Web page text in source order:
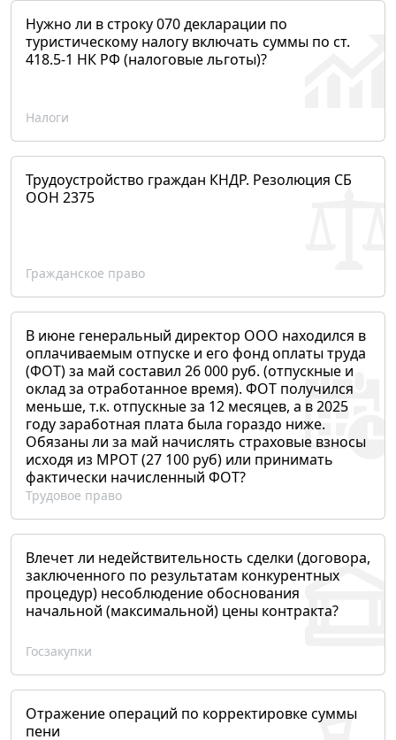
Нужно ли в строку 070 декларации по
туристическому налогу включать суммы по ст.
418.5-1 НК РФ (налоговые льготы)?
Налоги
Трудоустройство граждан КНДР. Резолюция СБ
ООН 2375
Гражданское право
В июне генеральный директор ООО находился в
оплачиваемым отпуске и его фонд оплаты труда
(ФОТ) за май составил 26 000 руб. (отпускные и
оклад за отработанное время). ФОТ получился
меньше, т.к. отпускные за 12 месяцев, а в 2025
году заработная плата была гораздо ниже.
Обязаны ли за май начислять страховые взносы
исходя из МРОТ (27 100 руб) или принимать
фактически начисленный ФОТ?
Трудовое право
Влечет ли недействительность сделки (договора,
заключенного по результатам конкурентных
процедур) несоблюдение обоснования
начальной (максимальной) цены контракта?
Госзакупки
Отражение операций по корректировке суммы
пени